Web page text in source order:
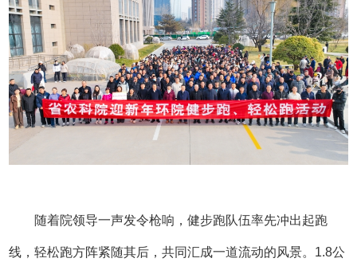
随着院领导一声发令枪响，健步跑队伍率先冲出起跑
线，轻松跑方阵紧随其后，共同汇成一道流动的风景。1.8公